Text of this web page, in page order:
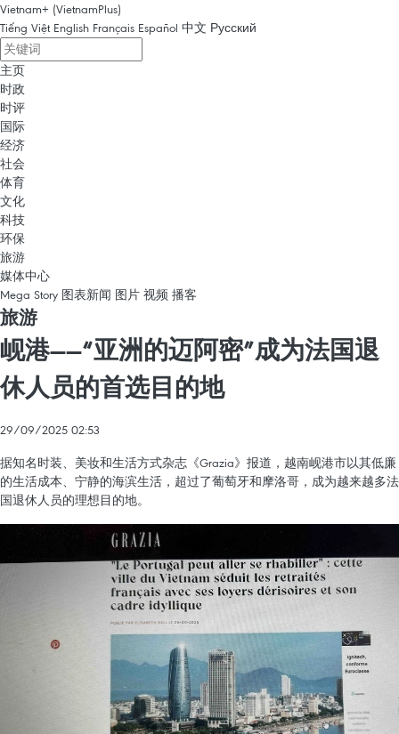
Vietnam+ (VietnamPlus)
Tiếng Việt English Français Español 中文 Русский
主页
时政
时评
国际
经济
社会
体育
文化
科技
环保
旅游
媒体中心
Mega Story 图表新闻 图片 视频 播客
旅游
岘港——“亚洲的迈阿密”成为法国退
休人员的首选目的地
29/09/2025 02:53
据知名时装、美妆和生活方式杂志《Grazia》报道，越南岘港市以其低廉
的生活成本、宁静的海滨生活，超过了葡萄牙和摩洛哥，成为越来越多法
国退休人员的理想目的地。